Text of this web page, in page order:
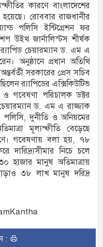
রিপন-
উদ্বোধন
অধরা
প্রধান
শোকের
ও সুষ্ঠু
কারণে বাংলাদেশের
রোববার রাজধানীর
পলিসি ইন্টিগ্রেশন ফর
উইথ জার্নালিস্টস শীর্ষক
চেয়ারম্যান ড. এম এ
অনুষ্ঠানে প্রধান অতিথি
সরকারের প্রেস সচিব
র‌্যাপিডের এক্সিকিউটিভ
গবেষণা পরিচালক ডক্টর
ড. এম এ রাজ্জাক
দুনীতি ও অনিয়মের
মূল্যস্ফীতি বেড়েছে
গবেষণায় বলা হয়, ৭৮
নিচে চলে
হাজার মানুষ অতিমাত্রায়
৩৮ লাখ মানুষ দরিদ্র
: